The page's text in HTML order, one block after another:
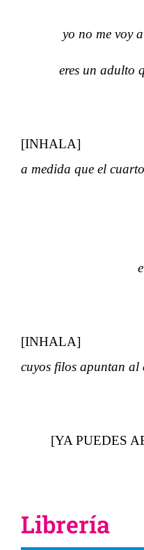
yo no me voy
eres un adulto
[INHALA]
a medida que el
[INHALA]
cuyos filos apuntan al
[YA PUEDES
Librería